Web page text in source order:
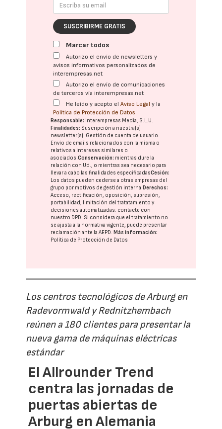
SUSCRIBIRME GRATIS
Marcar todos
Autorizo el envío de newsletters y
avisos informativos personalizados de
interempresas.net
Autorizo el envío de comunicaciones
de terceros vía interempresas.net
He leído y acepto elAviso Legal y la
Política de Protección de Datos
Responsable: Interempresas Media, S.L.U.
Finalidades: Suscripción a nuestra(s)
newsletter(s). Gestión de cuenta de usuario.
Envío de emails relacionados con la misma o
relativos a intereses similares o
asociados.Conservación: mientras dure la
relación con Ud., o mientras sea necesario para
llevar a cabo las finalidades especificadasCesión:
Los datos pueden cederse a otras empresas del
grupo por motivos de gestión interna.Derechos:
Acceso, rectificación, oposición, supresión,
portabilidad, limitación del tratatamiento y
decisiones automatizadas: contacte con
nuestro DPD. Si considera que el tratamiento no
se ajusta a la normativa vigente, puede presentar
reclamación ante laAEPD.Más información:
Política de Protección de Datos
Los centros tecnológicos de Arburg en
Radevormwald y Rednitzhembach
reúnen a 180 clientes para presentar la
nueva gama de máquinas eléctricas
estándar
El Allrounder Trend
centra las jornadas de
puertas abiertas de
Arburg en Alemania